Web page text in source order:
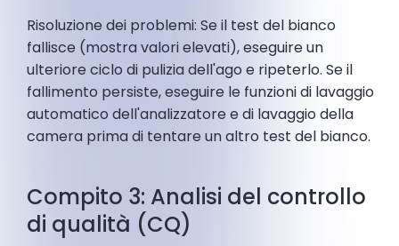
Risoluzione dei problemi: Se il test del bianco
fallisce (mostra valori elevati), eseguire un
ulteriore ciclo di pulizia dell'ago e ripeterlo. Se il
fallimento persiste, eseguire le funzioni di lavaggio
automatico dell'analizzatore e di lavaggio della
camera prima di tentare un altro test del bianco.
Compito 3: Analisi del controllo
di qualità (CQ)